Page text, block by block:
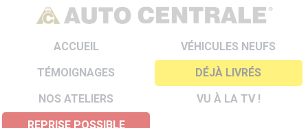
ACCUEIL
VÉHICULES NEUFS
TÉMOIGNAGES
DÉJÀ LIVRÉS
NOS ATELIERS
VU À LA TV !
REPRISE POSSIBLE